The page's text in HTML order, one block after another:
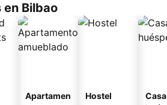
en Bilbao
Apartamen
Hostel